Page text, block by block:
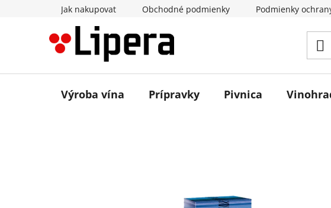
Jak nakupovat Obchodné podmienky Podmienky
Výroba vína Prípravky Pivnica